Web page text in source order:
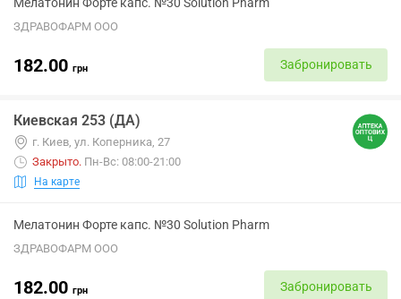
ЗДРАВОФАРМ ООО
182.00 грн Забронировать
Киевская 253 (ДА)
г. Киев, ул. Коперника, 27
Закрыто. Пн-Вс: 08:00-21:00
На карте
Мелатонин Форте капс. №30 Solution Pharm
ЗДРАВОФАРМ ООО
182.00 грн Забронировать